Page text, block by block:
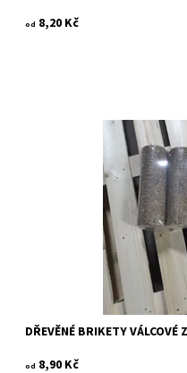
od 8,20 Kč
Brikety jsou vyrobeny z pilin
100 balení - váha 1000kg.
ODBĚR NEBO PO...
Skladem
33725/1 K
DŘEVĚNÉ BRIKETY
od 8,90 Kč